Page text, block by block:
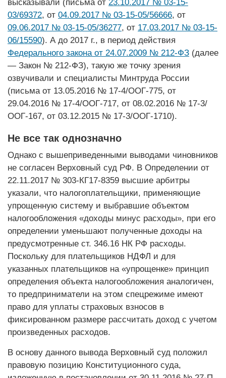
высказывали (письма от 23.10.2017 № 03-15-
03/69372, от 04.09.2017 № 03-15-05/56666, от
09.06.2017 № 03-15-05/36277, от 17.03.2017 № 03-15-
06/15590). А до 2017 г., в период действия
Федерального закона от 24.07.2009 № 212-ФЗ (далее
— Закон № 212-ФЗ), такую же точку зрения
озвучивали и специалисты Минтруда России
(письма от 13.05.2016 № 17-4/ООГ-775, от
29.04.2016 № 17-4/ООГ-717, от 08.02.2016 № 17-3/
ООГ-167, от 03.12.2015 № 17-3/ООГ-1710).
Не все так однозначно
Однако с вышеприведенными выводами чиновников
не согласен Верховный суд РФ. В Определении от
22.11.2017 № 303-КГ17-8359 высшие арбитры
указали, что налогоплательщики, применяющие
упрощенную систему и выбравшие объектом
налогообложения «доходы минус расходы», при его
определении уменьшают полученные доходы на
предусмотренные ст. 346.16 НК РФ расходы.
Поскольку для плательщиков НДФЛ и для
указанных плательщиков на «упрощенке» принцип
определения объекта налогообложения аналогичен,
то предприниматели на этом спецрежиме имеют
право для уплаты страховых взносов в
фиксированном размере рассчитать доход с учетом
произведенных расходов.
В основу данного вывода Верховный суд положил
правовую позицию Конституционного суда,